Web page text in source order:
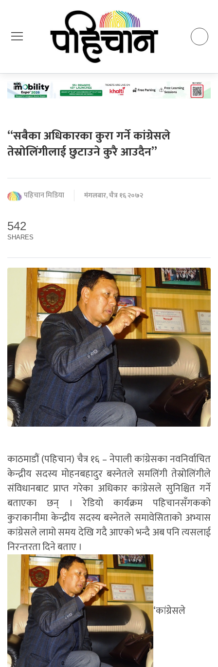
“सबैका अधिकारका कुरा गर्ने कांग्रेसले
तेस्रोलिंगीलाई छुटाउने कुरै आउदैन”
पहिचान मिडिया मंगलबार, चैत्र १६ २०७२
542
SHARES
काठमाडौं (पहिचान) चैत्र १६ – नेपाली कांग्रेसका नवनिर्वाचित
केन्द्रीय सदस्य मोहनबहादुर बस्नेतले समलिंगी तेस्रोलिंगीले
संविधानबाट प्राप्त गरेका अधिकार कांग्रेसले सुनिश्चित गर्ने
बताएका छन् । रेडियो कार्यक्रम पहिचानसँगकको
कुराकानीमा केन्द्रीय सदस्य बस्नेतले समावेसिताको अभ्यास
कांग्रेसले लामो समय देखि गदै आएको भन्दै अब पनि त्यसलाई
निरन्तरता दिने बताए ।
‘कांग्रेसले